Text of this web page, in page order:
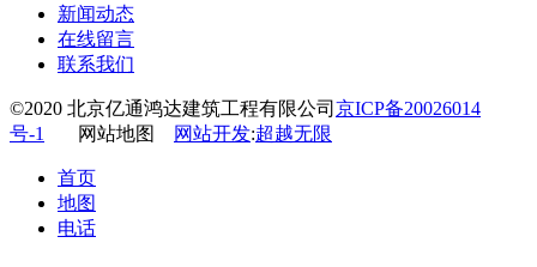
新闻动态
在线留言
联系我们
©2020 北京亿通鸿达建筑工程有限公司 京ICP备20026014
号-1
网站地图 网站开发:超越无限
首页
地图
电话